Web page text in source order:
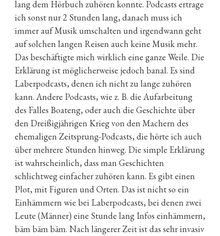
lang dem Hörbuch zuhören konnte. Podcasts ertrage
ich sonst nur 2 Stunden lang, danach muss ich
immer auf Musik umschalten und irgendwann geht
auf solchen langen Reisen auch keine Musik mehr.
Das beschäftigte mich wirklich eine ganze Weile. Die
Erklärung ist möglicherweise jedoch banal. Es sind
Laberpodcasts, denen ich nicht zu lange zuhören
kann. Andere Podcasts, wie z. B. die Aufarbeitung
des Falles Boateng, oder auch die Geschichte über
den Dreißigjährigen Krieg von den Machern des
ehemaligen Zeitsprung-Podcasts, die hörte ich auch
über mehrere Stunden hinweg. Die simple Erklärung
ist wahrscheinlich, dass man Geschichten
schlichtweg einfacher zuhören kann. Es gibt einen
Plot, mit Figuren und Orten. Das ist nicht so ein
Einhämmern wie bei Laberpodcasts, bei denen zwei
Leute (Männer) eine Stunde lang Infos einhämmern,
bäm bäm bäm. Nach längerer Zeit ist das sehr invasiv